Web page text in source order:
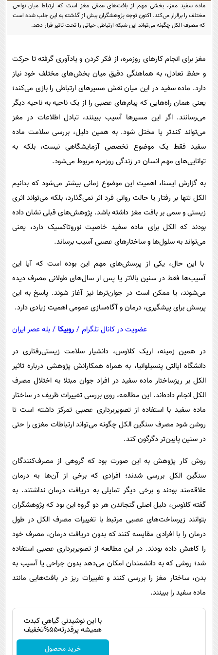
سرگرمی
فناوری
حوادث
محیط زیست
سلامت
بین الملل
اجتماعی
حیات وحش
سیاست خارجی
پیامک
روانشناسی
دانلود
ماده سفید مغز، بخشی مهم از بافت‌های عمقی مغز است که ارتباط میان نواحی
مختلف را برقرار می‌کند. اکنون توجه پژوهشگران بیش از گذشته به این جلب شده است
که مصرف الکل چگونه می‌تواند این شبکه ارتباطی حیاتی را تحت تاثیر قرار دهد.
مغز برای انجام کارهای روزمره، از فکر کردن و یادآوری گرفته تا حرکت
و حفظ تعادل، به هماهنگی دقیق میان بخش‌های مختلف خود نیاز
دارد. ماده سفید در این میان نقش مسیرهای ارتباطی را بازی می‌کند؛
یعنی همان راه‌هایی که پیام‌های عصبی را از یک ناحیه به ناحیه دیگر
می‌رسانند. اگر این مسیرها آسیب ببینند، تبادل اطلاعات در مغز
می‌تواند کندتر یا مختل شود. به همین دلیل، بررسی سلامت ماده
سفید فقط یک موضوع تخصصی آزمایشگاهی نیست، بلکه به
توانایی‌های مهم انسان در زندگی روزمره مربوط می‌شود.
به گزارش ایسنا، اهمیت این موضوع زمانی بیشتر می‌شود که بدانیم
الکل تنها بر رفتار یا حالت روانی فرد اثر نمی‌گذارد، بلکه می‌تواند اثری
زیستی و سمی بر بافت مغز داشته باشد. پژوهش‌های قبلی نشان داده
بودند که الکل برای ماده سفید خاصیت نوروتاکسیک دارد، یعنی
می‌تواند به سلول‌ها و ساختارهای عصبی آسیب برساند.
با این حال، یکی از پرسش‌های مهم این بوده است که آیا این
آسیب‌ها فقط در سنین بالاتر یا پس از سال‌های طولانی مصرف دیده
می‌شوند، یا ممکن است در جوان‌ترها نیز آغاز شوند. پاسخ به این
پرسش برای پیشگیری، درمان و آگاه‌سازی عمومی اهمیت زیادی دارد.
عضویت در کانال تلگرام / روبیکا / بله عصر ایران
در همین زمینه، اریک کلاوس، دانشیار سلامت زیستی‌رفتاری در
دانشگاه ایالتی پنسیلوانیا، به همراه همکارانش پژوهشی درباره تاثیر
الکل بر ریزساختار ماده سفید در افراد جوان مبتلا به اختلال مصرف
الکل انجام داده‌اند. این مطالعه، روی بررسی تغییرات ظریف در ساختار
ماده سفید با استفاده از تصویربرداری عصبی تمرکز داشته است تا
روشن شود مصرف سنگین الکل چگونه می‌تواند ارتباطات مغزی را حتی
در سنین پایین‌تر دگرگون کند.
روش کار پژوهش به این صورت بود که گروهی از مصرف‌کنندگان
سنگین الکل بررسی شدند؛ افرادی که برخی از آن‌ها به درمان
علاقه‌مند بودند و برخی دیگر تمایلی به دریافت درمان نداشتند. به
گفته کلاوس، دلیل اصلی گنجاندن هر دو گروه این بود که پژوهشگران
بتوانند زیرساخت‌های عصبی مرتبط با تغییرات مصرف الکل در طول
درمان را با افرادی مقایسه کنند که بدون دریافت درمان، مصرف خود
را کاهش داده بودند. در این مطالعه از تصویربرداری عصبی استفاده
شد؛ روشی که به دانشمندان امکان می‌دهد بدون جراحی یا آسیب به
بدن، ساختار مغز را بررسی کنند و تغییرات ریز در بافت‌هایی مانند
ماده سفید را ببینند.
با این نوشیدنی گیاهی کبدت
همیشه پرقدرته55%تخفیف
خرید محصول